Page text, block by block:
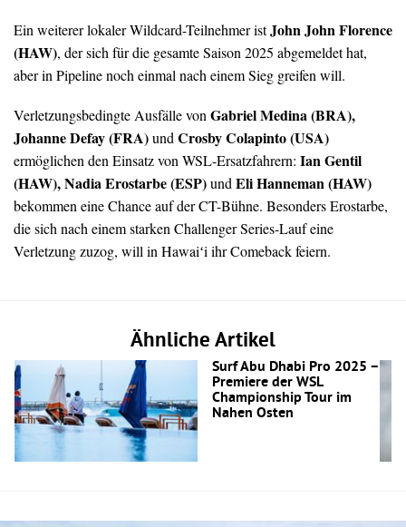
Ein weiterer lokaler Wildcard-Teilnehmer istJohn John Florence
(HAW), der sich für die gesamte Saison 2025 abgemeldet hat,
aber in Pipeline noch einmal nach einem Sieg greifen will.
Verletzungsbedingte Ausfälle vonGabriel Medina (BRA),
Johanne Defay (FRA)undCrosby Colapinto (USA)
ermöglichen den Einsatz von WSL-Ersatzfahrern: Ian Gentil
(HAW), Nadia Erostarbe (ESP)undEli Hanneman (HAW)
bekommen eine Chance auf der CT-Bühne. Besonders Erostarbe,
die sich nach einem starken Challenger Series-Lauf eine
Verletzung zuzog, will in Hawaiʻi ihr Comeback feiern.
Ähnliche Artikel
Surf Abu Dhabi Pro 2025 –
Premiere der WSL
Championship Tour im
Nahen Osten